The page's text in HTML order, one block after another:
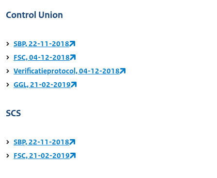
Control Union
SBP, 22-11-2018
FSC, 04-12-2018
Verificatieprotocol, 04-12-2018
GGL, 21-02-2019
SCS
SBP, 22-11-2018
FSC, 21-02-2019